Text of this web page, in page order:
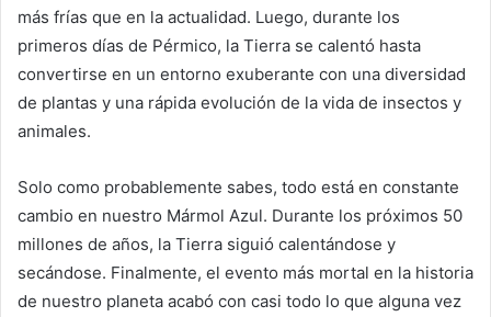
más frías que en la actualidad. Luego, durante los
primeros días de Pérmico, la Tierra se calentó hasta
convertirse en un entorno exuberante con una diversidad
de plantas y una rápida evolución de la vida de insectos y
animales.
Solo como probablemente sabes, todo está en constante
cambio en nuestro Mármol Azul. Durante los próximos 50
millones de años, la Tierra siguió calentándose y
secándose. Finalmente, el evento más mortal en la historia
de nuestro planeta acabó con casi todo lo que alguna vez